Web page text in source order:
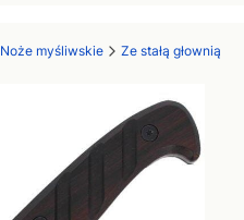
Noże myśliwskie Ze stałą głownią